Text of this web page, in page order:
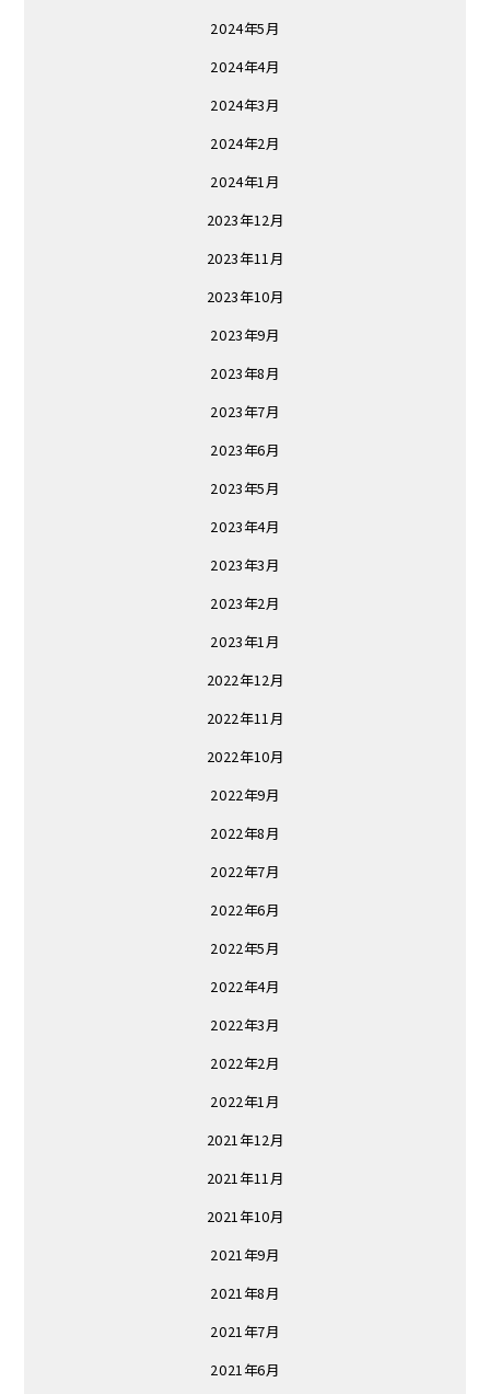
2024年5月
2024年4月
2024年3月
2024年2月
2024年1月
2023年12月
2023年11月
2023年10月
2023年9月
2023年8月
2023年7月
2023年6月
2023年5月
2023年4月
2023年3月
2023年2月
2023年1月
2022年12月
2022年11月
2022年10月
2022年9月
2022年8月
2022年7月
2022年6月
2022年5月
2022年4月
2022年3月
2022年2月
2022年1月
2021年12月
2021年11月
2021年10月
2021年9月
2021年8月
2021年7月
2021年6月